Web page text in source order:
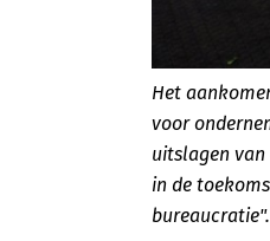
Het
voor
uitslagen van
in de
bureaucratie".